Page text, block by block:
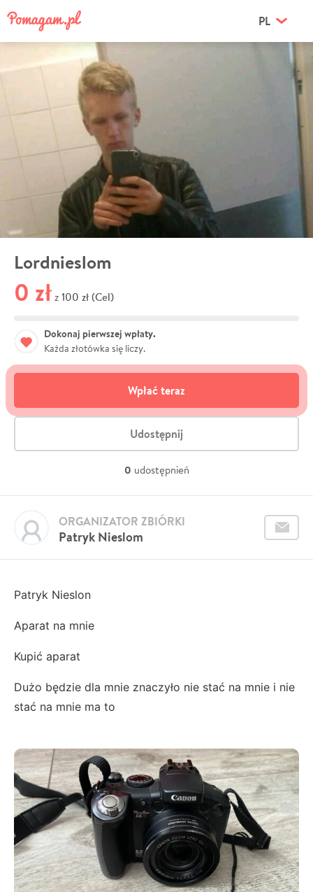
PL
Lordnieslom
0 zł z 100 zł (Cel)
Dokonaj pierwszej wpłaty.
Każda złotówka się liczy.
Wpłać teraz
Udostępnij
0 udostępnień
Patryk Nieslom
ORGANIZATOR ZBIÓRKI
Patryk Nieslon
Aparat na mnie
Kupić aparat
Dużo będzie dla mnie znaczyło nie stać na mnie i nie
stać na mnie ma to